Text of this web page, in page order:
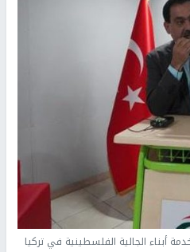
أبناء الجالية الفلسطينية في تركيا